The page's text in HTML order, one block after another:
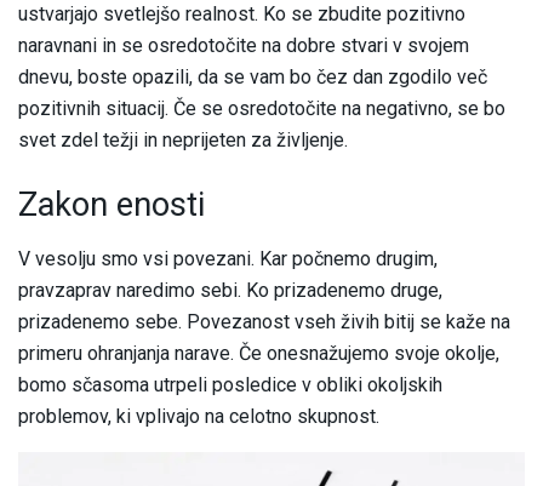
ustvarjajo svetlejšo realnost. Ko se zbudite pozitivno
naravnani in se osredotočite na dobre stvari v svojem
dnevu, boste opazili, da se vam bo čez dan zgodilo več
pozitivnih situacij. Če se osredotočite na negativno, se bo
svet zdel težji in neprijeten za življenje.
Zakon enosti
V vesolju smo vsi povezani. Kar počnemo drugim,
pravzaprav naredimo sebi. Ko prizadenemo druge,
prizadenemo sebe. Povezanost vseh živih bitij se kaže na
primeru ohranjanja narave. Če onesnažujemo svoje okolje,
bomo sčasoma utrpeli posledice v obliki okoljskih
problemov, ki vplivajo na celotno skupnost.